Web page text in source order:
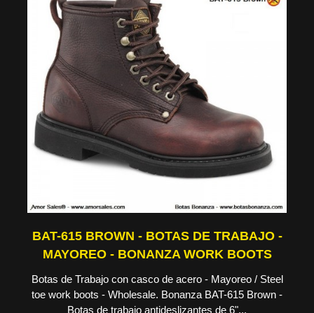
BAT-615 BROWN - BOTAS DE TRABAJO -
MAYOREO - BONANZA WORK BOOTS
Botas de Trabajo con casco de acero - Mayoreo / Steel
toe work boots - Wholesale. Bonanza BAT-615 Brown -
Botas de trabajo antideslizantes de 6"...